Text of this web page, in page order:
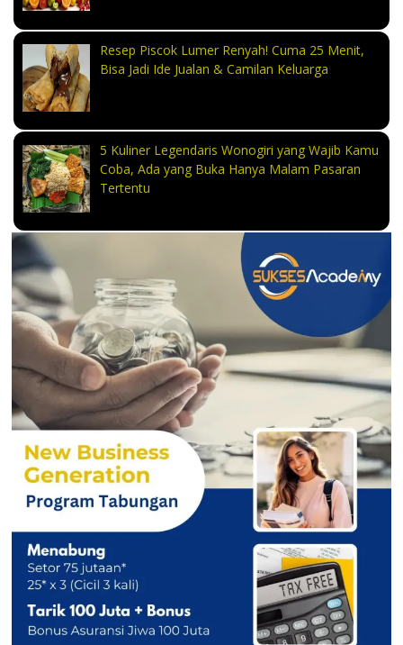
Resep Piscok Lumer Renyah! Cuma 25 Menit,
Bisa Jadi Ide Jualan & Camilan Keluarga
5 Kuliner Legendaris Wonogiri yang Wajib Kamu
Coba, Ada yang Buka Hanya Malam Pasaran
Tertentu